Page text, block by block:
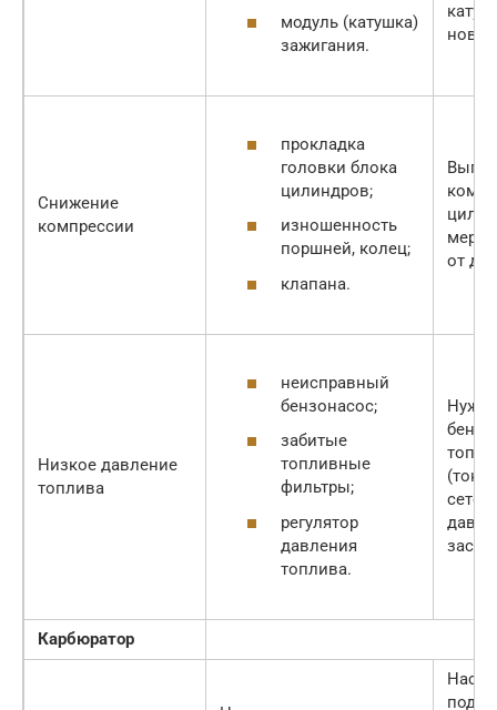
модуль (катушка)
зажигания.
Снижение
компрессии
прокладка
головки блока
цилиндров;
изношенность
поршней, колец;
клапана.
меры
от
Низкое давление
топлива
неисправный
бензонасос;
забитые
топливные
фильтры;
регулятор
давления
топлива.
засор
Карбюратор